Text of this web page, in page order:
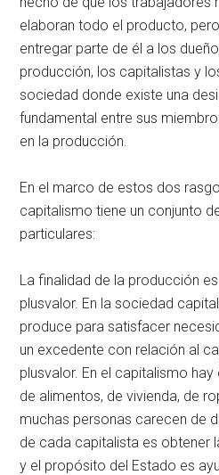
elaboran todo el producto,
entregar parte de él a los
producción, los capitalistas y
sociedad donde existe una
fundamental entre sus
en la producción.
En el marco de estos dos
capitalismo tiene un conjunto
particulares:
La finalidad de la producción
plusvalor. En la sociedad
produce para satisfacer
un excedente con relación al
plusvalor. En el capitalismo
de alimentos, de vivienda, de
muchas personas carecen de
de cada capitalista es obtener
y el propósito del Estado es